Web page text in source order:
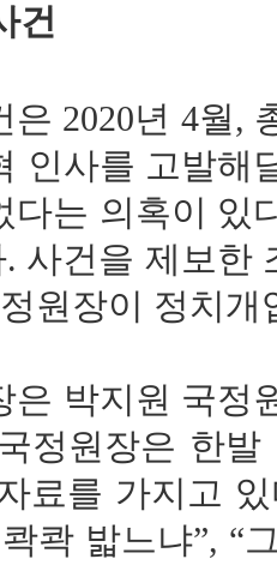
건
은 2020년 4월,
인사를 고발해
다는 의혹이 있
사건을 제보한
원장이 정치
은 박지원 국정
정원장은 한
료를 가지고
콱 밟느냐”, “